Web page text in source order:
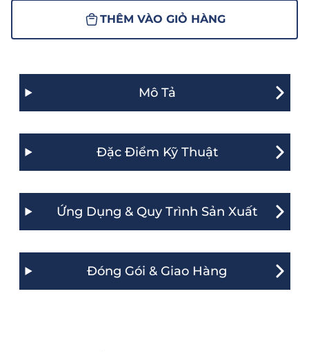
THÊM VÀO GIỎ HÀNG
Mô Tả
Đặc Điểm Kỹ Thuật
Ứng Dụng & Quy Trình Sản Xuất
Đóng Gói & Giao Hàng